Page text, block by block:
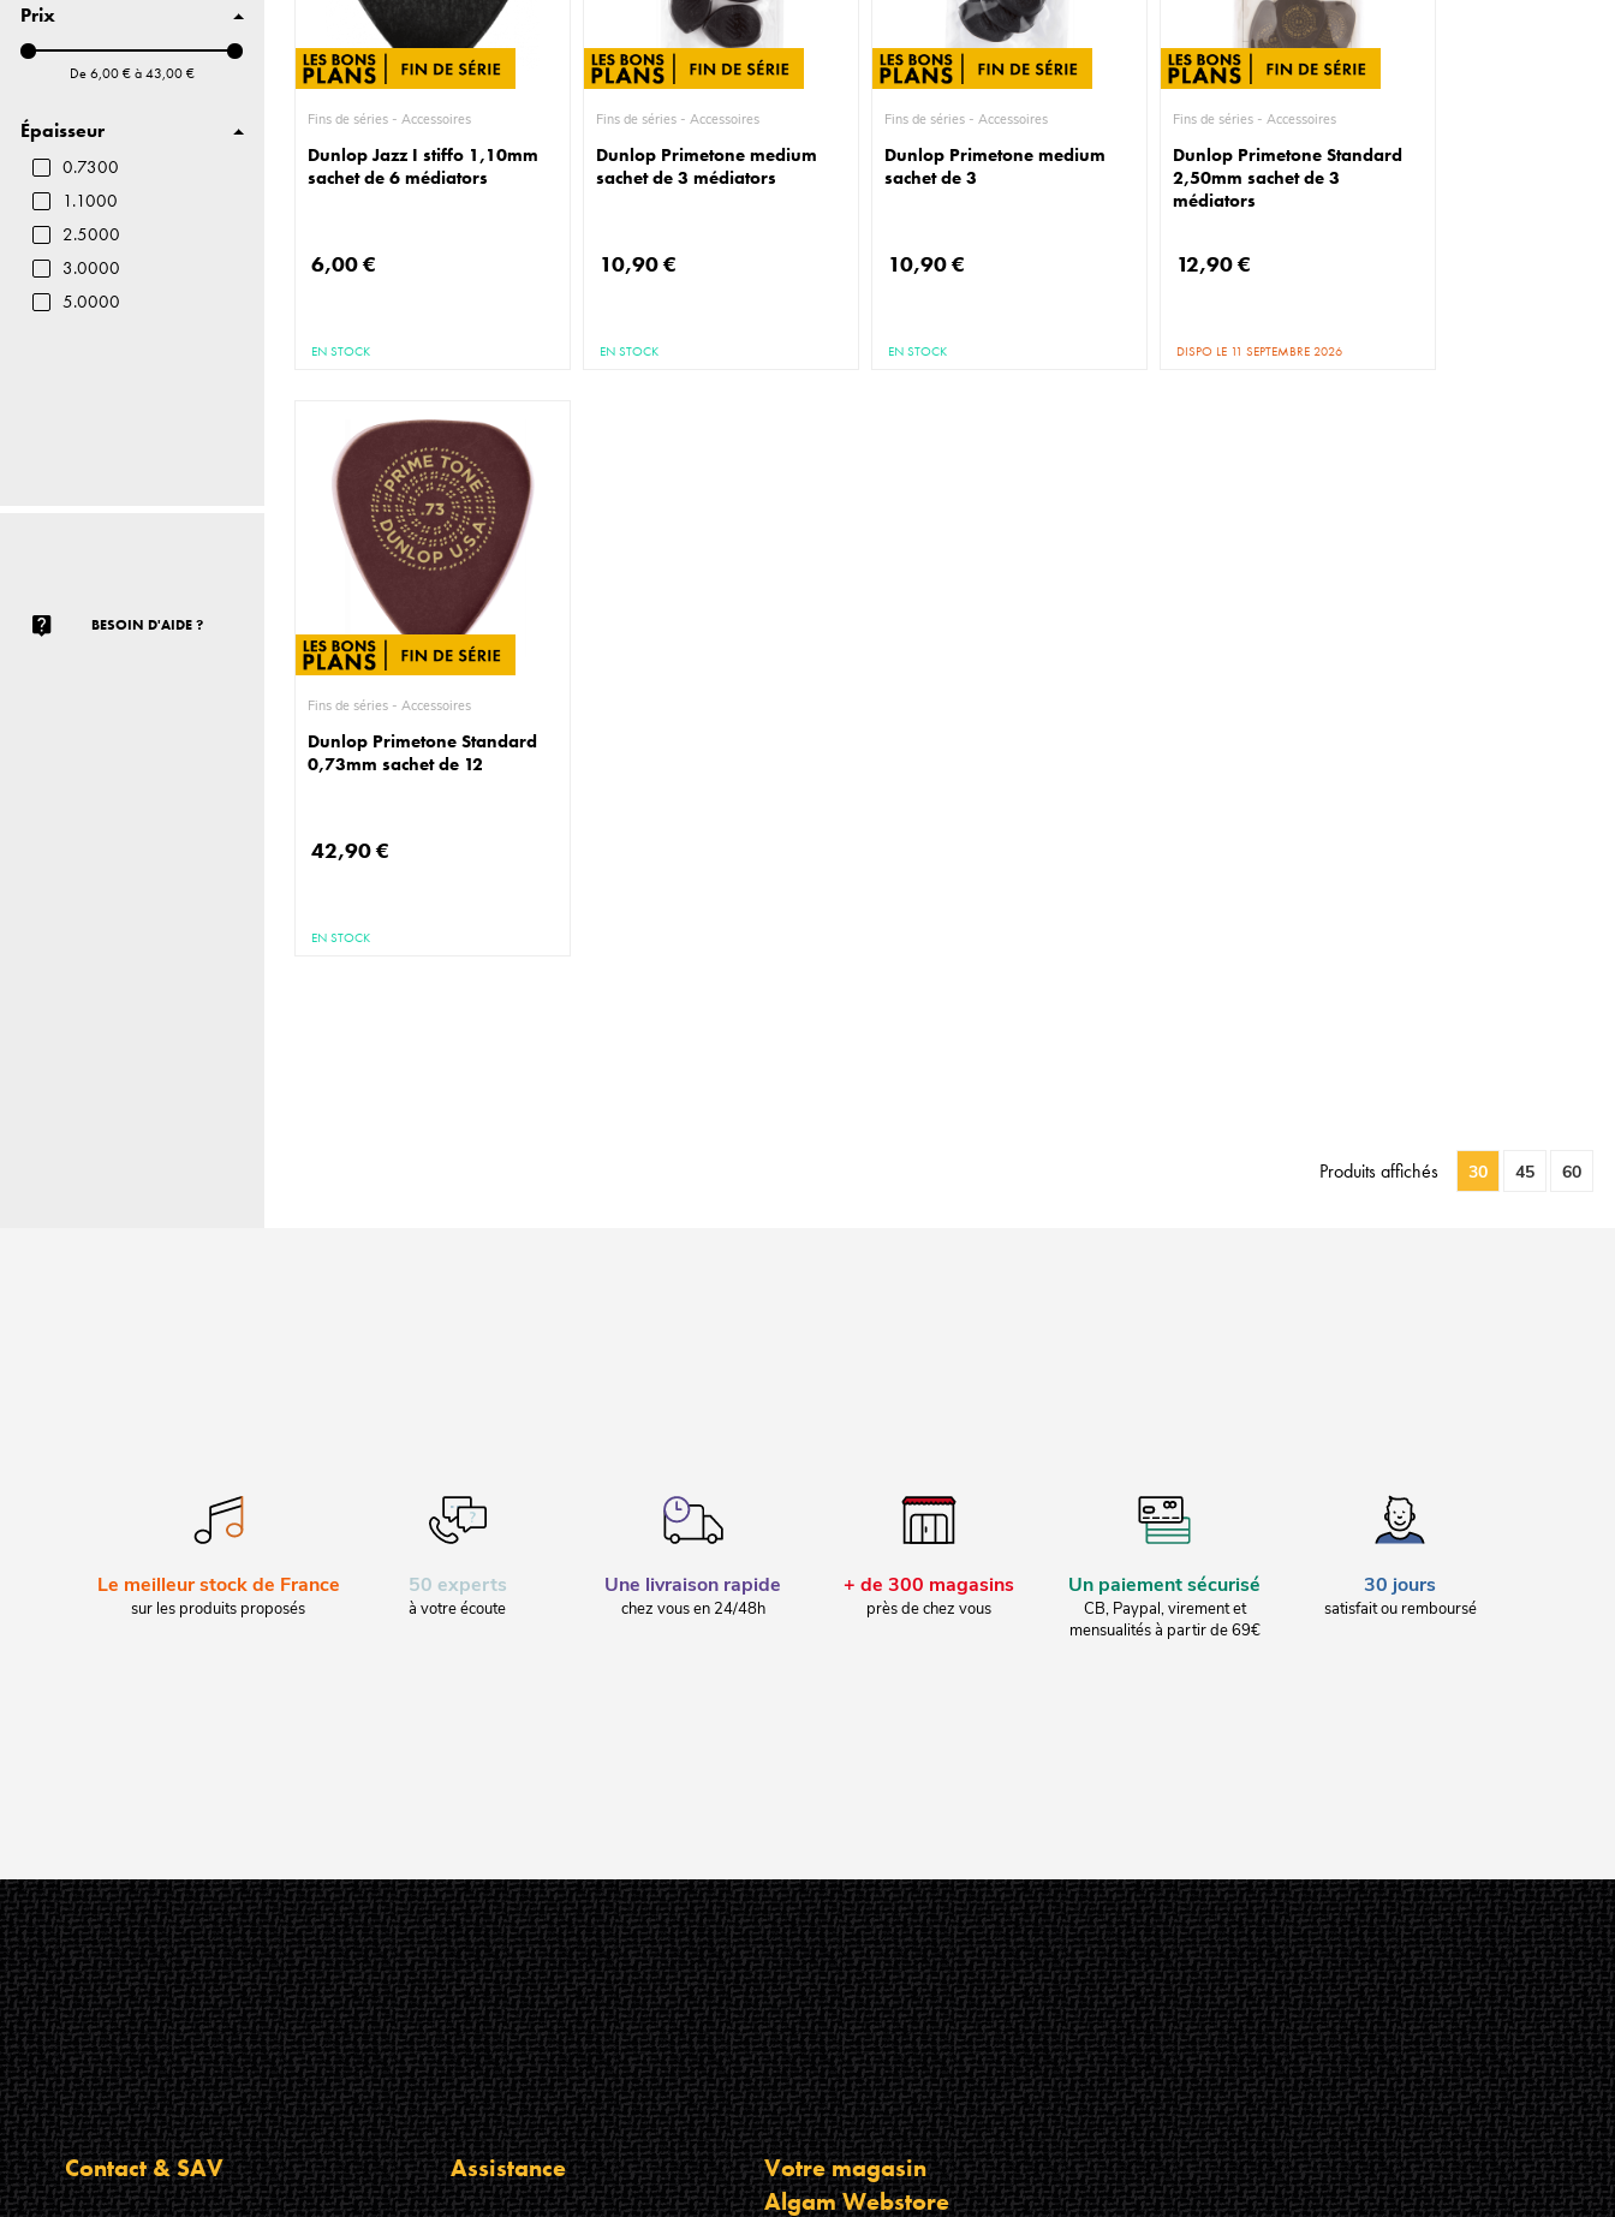
Fins de séries - Accessoires
Dunlop Jazz I stiffo 1,10mm
sachet de 6 médiators
6,00 €
EN STOCK
Fins de séries - Accessoires
Dunlop Primetone medium
sachet de 3 médiators
10,90 €
EN STOCK
Fins de séries - Accessoires
Dunlop Primetone medium
sachet de 3
10,90 €
EN STOCK
Fins de séries - Accessoires
Dunlop Primetone Standard
2,50mm sachet de 3
médiators
12,90 €
DISPO LE 11 SEPTEMBRE 2026
Fins de séries - Accessoires
Dunlop Primetone Standard
0,73mm sachet de 12
42,90 €
EN STOCK
Produits affichés 30 45 60
Prix
De6,00 €à43,00 €
Épaisseur
0.7300
1.1000
2.5000
3.0000
5.0000
BESOIN D'AIDE ?
Le meilleur stock de France
sur les produits proposés
50 experts
à votre écoute
Une livraison rapide
chez vous en 24/48h
+ de 300 magasins
près de chez vous
Un paiement sécurisé
CB, Paypal, virement et
mensualités à partir de 69€
30 jours
satisfait ou remboursé
Contact & SAV Assistance
Votre magasin
Algam Webstore